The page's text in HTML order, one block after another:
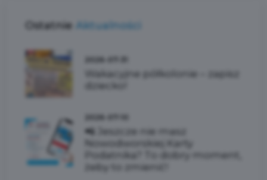
Ostatnie Aktualności
Wakacyjne półkolonie – zapisz
dziecko!
2026-07-10
📲 Jeszcze nie masz
Nowodworskiej Karty
Podatnika? To dobry moment,
żeby to zmienić!